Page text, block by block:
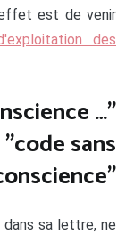
est de venir
des
…"
sans
dans sa lettre, ne